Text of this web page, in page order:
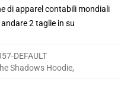
di apparel contabili mondiali
2 taglie in su
DEFAULT
Shadows Hoodie,